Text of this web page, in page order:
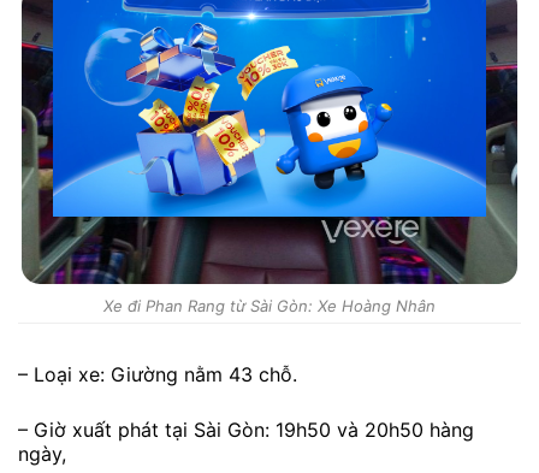
Xe đi Phan Rang từ Sài Gòn: Xe Hoàng Nhân
– Loại xe: Giường nằm 43 chỗ.
– Giờ xuất phát tại Sài Gòn: 19h50 và 20h50 hàng
ngày,